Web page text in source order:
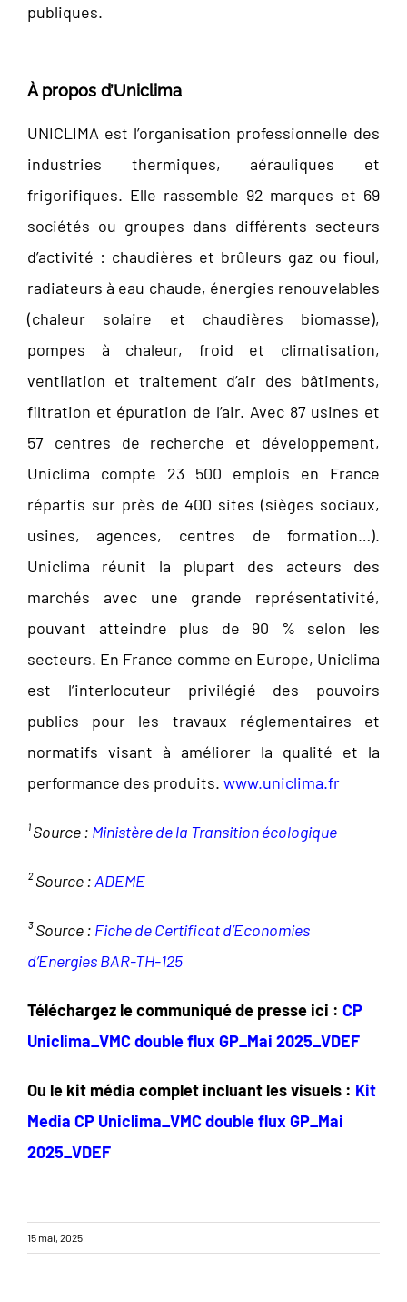
publiques.
À propos d’Uniclima
UNICLIMA est l’organisation professionnelle des
industries thermiques, aérauliques et
frigorifiques. Elle rassemble 92 marques et 69
sociétés ou groupes dans différents secteurs
d’activité : chaudières et brûleurs gaz ou fioul,
radiateurs à eau chaude, énergies renouvelables
(chaleur solaire et chaudières biomasse),
pompes à chaleur, froid et climatisation,
ventilation et traitement d’air des bâtiments,
filtration et épuration de l’air. Avec 87 usines et
57 centres de recherche et développement,
Uniclima compte 23 500 emplois en France
répartis sur près de 400 sites (sièges sociaux,
usines, agences, centres de formation…).
Uniclima réunit la plupart des acteurs des
marchés avec une grande représentativité,
pouvant atteindre plus de 90 % selon les
secteurs. En France comme en Europe, Uniclima
est l’interlocuteur privilégié des pouvoirs
publics pour les travaux réglementaires et
normatifs visant à améliorer la qualité et la
performance des produits. www.uniclima.fr
¹ Source : Ministère de la Transition écologique
² Source :ADEME
³ Source : Fiche de Certificat d’Economies
d’Energies BAR-TH-125
Téléchargez le communiqué de presse ici : CP
Uniclima_VMC double flux GP_Mai 2025_VDEF
Ou le kit média complet incluant les visuels : Kit
Media CP Uniclima_VMC double flux GP_Mai
2025_VDEF
15 mai, 2025